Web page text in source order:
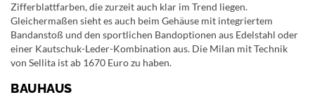
Zifferblattfarben, die zurzeit auch klar im Trend liegen.
Gleichermaßen sieht es auch beim Gehäuse mit integriertem
Bandanstoß und den sportlichen Bandoptionen aus Edelstahl oder
einer Kautschuk-Leder-Kombination aus. Die Milan mit Technik
von Sellita ist ab 1670 Euro zu haben.
BAUHAUS